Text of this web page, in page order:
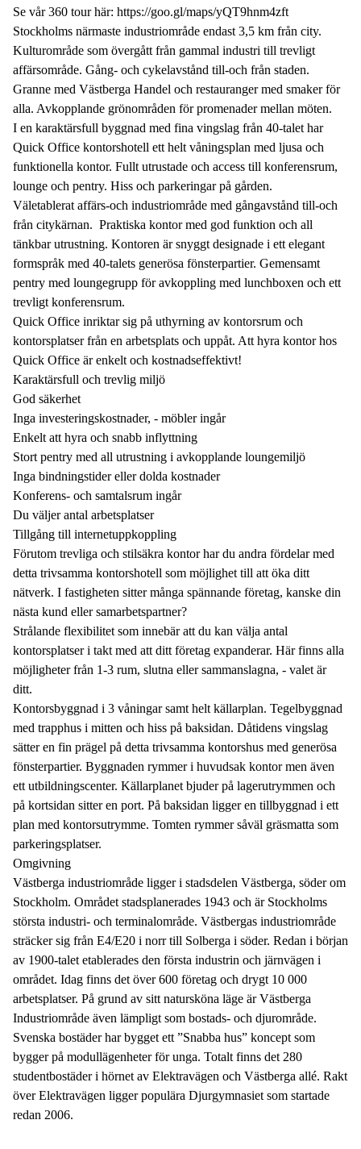
Se vår 360 tour här: https://goo.gl/maps/yQT9hnm4zft
Stockholms närmaste industriområde endast 3,5 km från city.
Kulturområde som övergått från gammal industri till trevligt
affärsområde. Gång- och cykelavstånd till-och från staden.
Granne med Västberga Handel och restauranger med smaker för
alla. Avkopplande grönområden för promenader mellan möten.
I en karaktärsfull byggnad med fina vingslag från 40-talet har
Quick Office kontorshotell ett helt våningsplan med ljusa och
funktionella kontor. Fullt utrustade och access till konferensrum,
lounge och pentry. Hiss och parkeringar på gården.
Väletablerat affärs-och industriområde med gångavstånd till-och
från citykärnan. Praktiska kontor med god funktion och all
tänkbar utrustning. Kontoren är snyggt designade i ett elegant
formspråk med 40-talets generösa fönsterpartier. Gemensamt
pentry med loungegrupp för avkoppling med lunchboxen och ett
trevligt konferensrum.
Quick Office inriktar sig på uthyrning av kontorsrum och
kontorsplatser från en arbetsplats och uppåt. Att hyra kontor hos
Quick Office är enkelt och kostnadseffektivt!
Karaktärsfull och trevlig miljö
God säkerhet
Inga investeringskostnader, - möbler ingår
Enkelt att hyra och snabb inflyttning
Stort pentry med all utrustning i avkopplande loungemiljö
Inga bindningstider eller dolda kostnader
Konferens- och samtalsrum ingår
Du väljer antal arbetsplatser
Tillgång till internetuppkoppling
Förutom trevliga och stilsäkra kontor har du andra fördelar med
detta trivsamma kontorshotell som möjlighet till att öka ditt
nätverk. I fastigheten sitter många spännande företag, kanske din
nästa kund eller samarbetspartner?
Strålande flexibilitet som innebär att du kan välja antal
kontorsplatser i takt med att ditt företag expanderar. Här finns alla
möjligheter från 1-3 rum, slutna eller sammanslagna, - valet är
ditt.
Kontorsbyggnad i 3 våningar samt helt källarplan. Tegelbyggnad
med trapphus i mitten och hiss på baksidan. Dåtidens vingslag
sätter en fin prägel på detta trivsamma kontorshus med generösa
fönsterpartier. Byggnaden rymmer i huvudsak kontor men även
ett utbildningscenter. Källarplanet bjuder på lagerutrymmen och
på kortsidan sitter en port. På baksidan ligger en tillbyggnad i ett
plan med kontorsutrymme. Tomten rymmer såväl gräsmatta som
parkeringsplatser.
Omgivning
Västberga industriområde ligger i stadsdelen Västberga, söder om
Stockholm. Området stadsplanerades 1943 och är Stockholms
största industri- och terminalområde. Västbergas industriområde
sträcker sig från E4/E20 i norr till Solberga i söder. Redan i början
av 1900-talet etablerades den första industrin och järnvägen i
området. Idag finns det över 600 företag och drygt 10 000
arbetsplatser. På grund av sitt natursköna läge är Västberga
Industriområde även lämpligt som bostads- och djurområde.
Svenska bostäder har bygget ett ”Snabba hus” koncept som
bygger på modullägenheter för unga. Totalt finns det 280
studentbostäder i hörnet av Elektravägen och Västberga allé. Rakt
över Elektravägen ligger populära Djurgymnasiet som startade
redan 2006.